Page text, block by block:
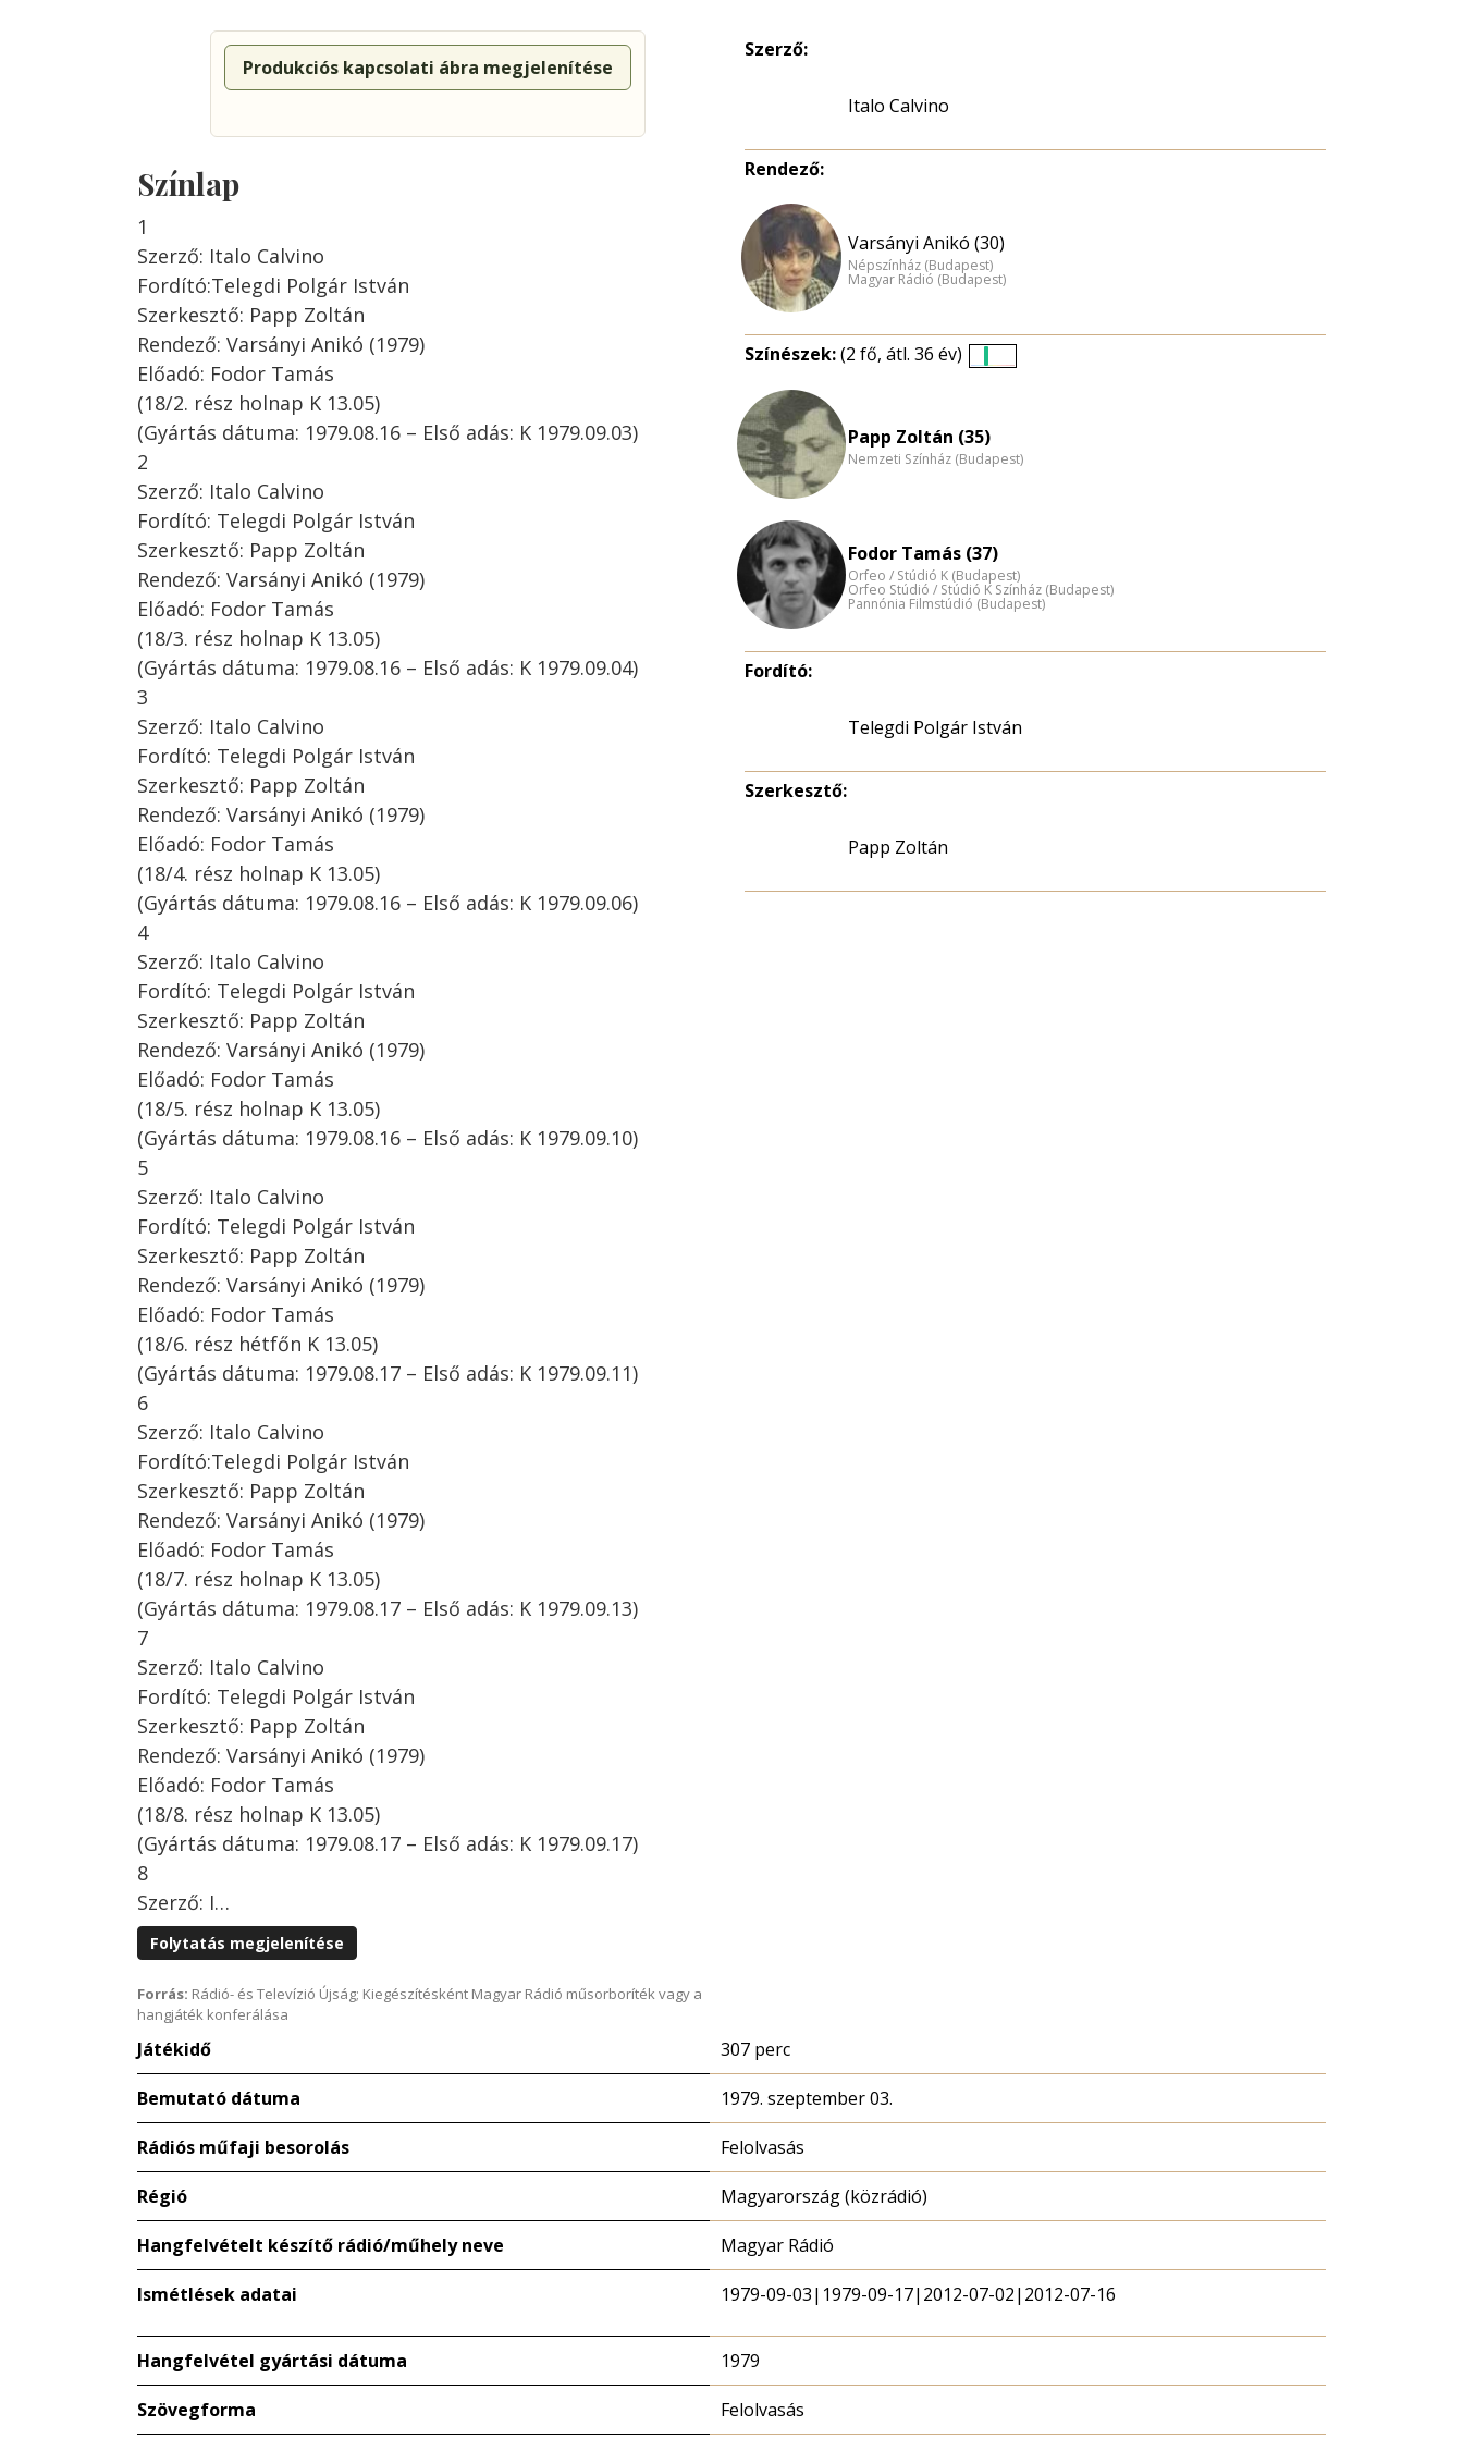
Produkciós kapcsolati ábra megjelenítése
Színlap
1
Szerző: Italo Calvino
Fordító:Telegdi Polgár István
Szerkesztő: Papp Zoltán
Rendező: Varsányi Anikó (1979)
Előadó: Fodor Tamás
(18/2. rész holnap K 13.05)
(Gyártás dátuma: 1979.08.16 – Első adás: K 1979.09.03)
2
Szerző: Italo Calvino
Fordító: Telegdi Polgár István
Szerkesztő: Papp Zoltán
Rendező: Varsányi Anikó (1979)
Előadó: Fodor Tamás
(18/3. rész holnap K 13.05)
(Gyártás dátuma: 1979.08.16 – Első adás: K 1979.09.04)
3
Szerző: Italo Calvino
Fordító: Telegdi Polgár István
Szerkesztő: Papp Zoltán
Rendező: Varsányi Anikó (1979)
Előadó: Fodor Tamás
(18/4. rész holnap K 13.05)
(Gyártás dátuma: 1979.08.16 – Első adás: K 1979.09.06)
4
Szerző: Italo Calvino
Fordító: Telegdi Polgár István
Szerkesztő: Papp Zoltán
Rendező: Varsányi Anikó (1979)
Előadó: Fodor Tamás
(18/5. rész holnap K 13.05)
(Gyártás dátuma: 1979.08.16 – Első adás: K 1979.09.10)
5
Szerző: Italo Calvino
Fordító: Telegdi Polgár István
Szerkesztő: Papp Zoltán
Rendező: Varsányi Anikó (1979)
Előadó: Fodor Tamás
(18/6. rész hétfőn K 13.05)
(Gyártás dátuma: 1979.08.17 – Első adás: K 1979.09.11)
6
Szerző: Italo Calvino
Fordító:Telegdi Polgár István
Szerkesztő: Papp Zoltán
Rendező: Varsányi Anikó (1979)
Előadó: Fodor Tamás
(18/7. rész holnap K 13.05)
(Gyártás dátuma: 1979.08.17 – Első adás: K 1979.09.13)
7
Szerző: Italo Calvino
Fordító: Telegdi Polgár István
Szerkesztő: Papp Zoltán
Rendező: Varsányi Anikó (1979)
Előadó: Fodor Tamás
(18/8. rész holnap K 13.05)
(Gyártás dátuma: 1979.08.17 – Első adás: K 1979.09.17)
8
Szerző: I…
Folytatás megjelenítése
Forrás: Rádió- és Televízió Újság; Kiegészítésként Magyar Rádió műsorboríték vagy a
hangjáték konferálása
Szerző:
Italo Calvino
Rendező:
Varsányi Anikó (30)
Népszínház (Budapest)
Magyar Rádió (Budapest)
Színészek:(2 fő, átl. 36 év)
Papp Zoltán (35)
Nemzeti Színház (Budapest)
Fodor Tamás (37)
Orfeo / Stúdió K (Budapest)
Orfeo Stúdió / Stúdió K Színház (Budapest)
Pannónia Filmstúdió (Budapest)
Fordító:
Telegdi Polgár István
Szerkesztő:
Papp Zoltán
Játékidő 307 perc
Bemutató dátuma 1979. szeptember 03.
Rádiós műfaji besorolás Felolvasás
Régió Magyarország (közrádió)
Hangfelvételt készítő rádió/műhely neve Magyar Rádió
Ismétlések adatai 1979-09-03|1979-09-17|2012-07-02|2012-07-16
Hangfelvétel gyártási dátuma 1979
Szövegforma Felolvasás